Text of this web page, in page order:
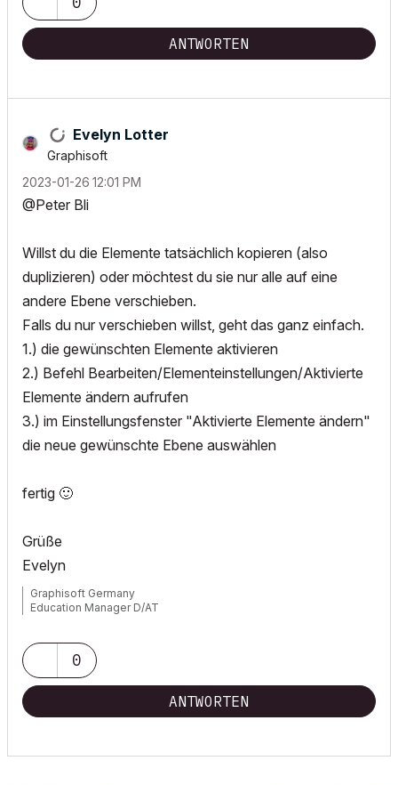
ANTWORTEN
Evelyn Lotter
Graphisoft
‎2023-01-26 12:01 PM
@Peter Bli
Willst du die Elemente tatsächlich kopieren (also
duplizieren) oder möchtest du sie nur alle auf eine
andere Ebene verschieben.
Falls du nur verschieben willst, geht das ganz einfach.
1.) die gewünschten Elemente aktivieren
2.) Befehl Bearbeiten/Elementeinstellungen/Aktivierte
Elemente ändern aufrufen
3.) im Einstellungsfenster "Aktivierte Elemente ändern"
die neue gewünschte Ebene auswählen
fertig 🙂
Grüße
Evelyn
Graphisoft Germany
Education Manager D/AT
0
ANTWORTEN